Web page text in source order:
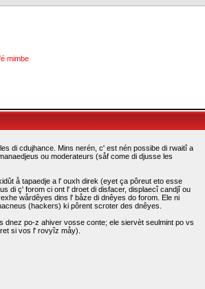
mimbe
di cdujhance. Mins nerén, c' est nén possibe di rwaitî a
ou moderateurs (såf come di djusse les
å tapaedje a l' ouxh direk (eyet ça pôreut eto esse
di ç' forom ci ont l' droet di disfacer, displaecî candjî ou
wårdêyes dins l' båze di dnêyes do forom. Ele ni
(hackers) ki pôrent scroter des dnêyes.
po-z ahiver vosse conte; ele siervèt seulmint po vs
si vos l' rovyîz måy).